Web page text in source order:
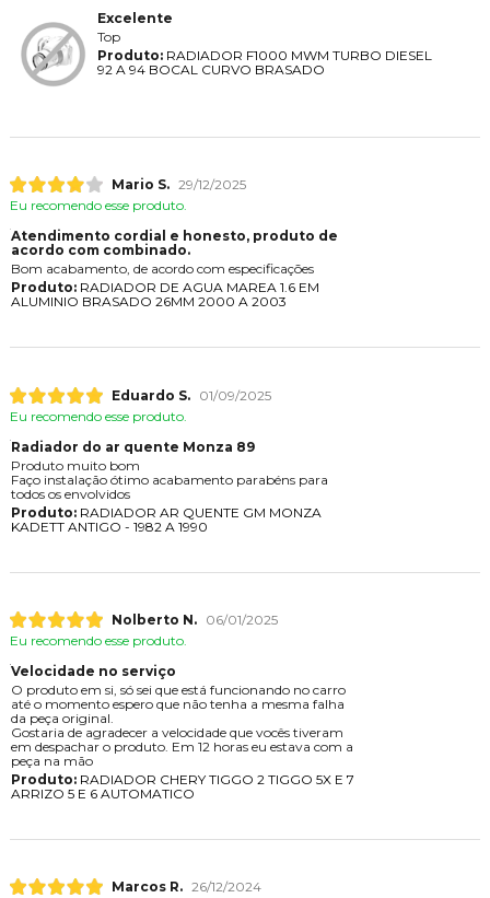
Excelente
Top
Produto:RADIADOR F1000 MWM TURBO DIESEL
92 A 94 BOCAL CURVO BRASADO
Mario S. 29/12/2025
Eu recomendo esse produto.
Atendimento cordial e honesto, produto de
acordo com combinado.
Bom acabamento, de acordo com especificações
Produto:RADIADOR DE AGUA MAREA 1.6 EM
ALUMINIO BRASADO 26MM 2000 A 2003
Eduardo S.
01/09/2025
Eu recomendo esse produto.
Radiador do ar quente Monza 89
Produto muito bom
Faço instalação ótimo acabamento parabéns para
todos os envolvidos
Produto:RADIADOR AR QUENTE GM MONZA
KADETT ANTIGO - 1982 A 1990
Nolberto N.
06/01/2025
Eu recomendo esse produto.
Velocidade no serviço
O produto em si, só sei que está funcionando no carro
até o momento espero que não tenha a mesma falha
da peça original.
Gostaria de agradecer a velocidade que vocês tiveram
em despachar o produto. Em 12 horas eu estava com a
peça na mão
Produto:RADIADOR CHERY TIGGO 2 TIGGO 5X E 7
ARRIZO 5 E 6 AUTOMATICO
Marcos R. 26/12/2024